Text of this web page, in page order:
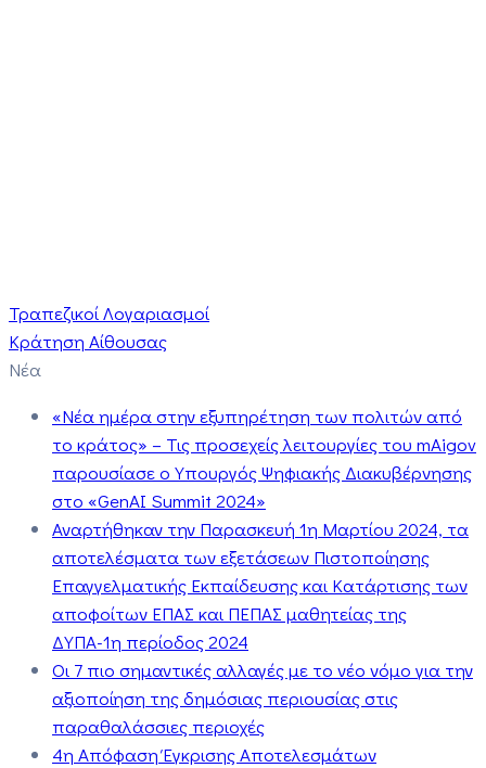
Τραπεζικοί Λογαριασμοί
Κράτηση Αίθουσας
Νέα
«Νέα ημέρα στην εξυπηρέτηση των πολιτών από
το κράτος» – Τις προσεχείς λειτουργίες του mAigov
παρουσίασε ο Υπουργός Ψηφιακής Διακυβέρνησης
στο «GenAI Summit 2024»
Αναρτήθηκαν την Παρασκευή 1η Μαρτίου 2024, τα
αποτελέσματα των εξετάσεων Πιστοποίησης
Επαγγελματικής Εκπαίδευσης και Κατάρτισης των
αποφοίτων ΕΠΑΣ και ΠΕΠΑΣ μαθητείας της
ΔΥΠΑ-1η περίοδος 2024
Οι 7 πιο σημαντικές αλλαγές με το νέο νόμο για την
αξιοποίηση της δημόσιας περιουσίας στις
παραθαλάσσιες περιοχές
4η Απόφαση Έγκρισης Αποτελεσμάτων